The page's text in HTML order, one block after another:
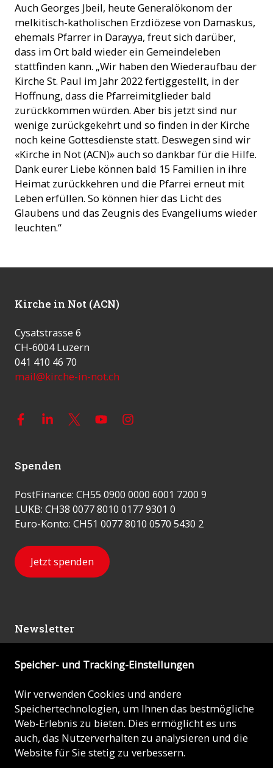
Auch Georges Jbeil, heute Generalökonom der
melkitisch-katholischen Erzdiözese von Damaskus,
ehemals Pfarrer in Darayya, freut sich darüber,
dass im Ort bald wieder ein Gemeindeleben
stattfinden kann. „Wir haben den Wiederaufbau der
Kirche St. Paul im Jahr 2022 fertiggestellt, in der
Hoffnung, dass die Pfarreimitglieder bald
zurückkommen würden. Aber bis jetzt sind nur
wenige zurückgekehrt und so finden in der Kirche
noch keine Gottesdienste statt. Deswegen sind wir
«Kirche in Not (ACN)» auch so dankbar für die Hilfe.
Dank eurer Liebe können bald 15 Familien in ihre
Heimat zurückkehren und die Pfarrei erneut mit
Leben erfüllen. So können hier das Licht des
Glaubens und das Zeugnis des Evangeliums wieder
leuchten.“
Kirche in Not (ACN)
Cysatstrasse 6
CH-6004 Luzern
041 410 46 70
mail@kirche-in-not.ch
Spenden
PostFinance: CH55 0900 0000 6001 7200 9
LUKB: CH38 0077 8010 0177 9301 0
Euro-Konto: CH51 0077 8010 0570 5430 2
Jetzt spenden
Newsletter
Abonnieren
© 2026 - KIRCHE IN NOT (ACN)
Impressum
Speicher- und Tracking-Einstellungen
Wir verwenden Cookies und andere
Speichertechnologien, um Ihnen das bestmögliche
Web-Erlebnis zu bieten. Dies ermöglicht es uns
auch, das Nutzerverhalten zu analysieren und die
Website für Sie stetig zu verbessern.